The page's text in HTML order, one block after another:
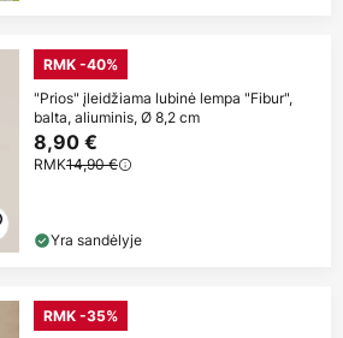
RMK -40%
"Prios" įleidžiama lubinė lempa "Fibur",
balta, aliuminis, Ø 8,2 cm
8,90 €
RMK14,90 €
Yra sandėlyje
RMK -35%